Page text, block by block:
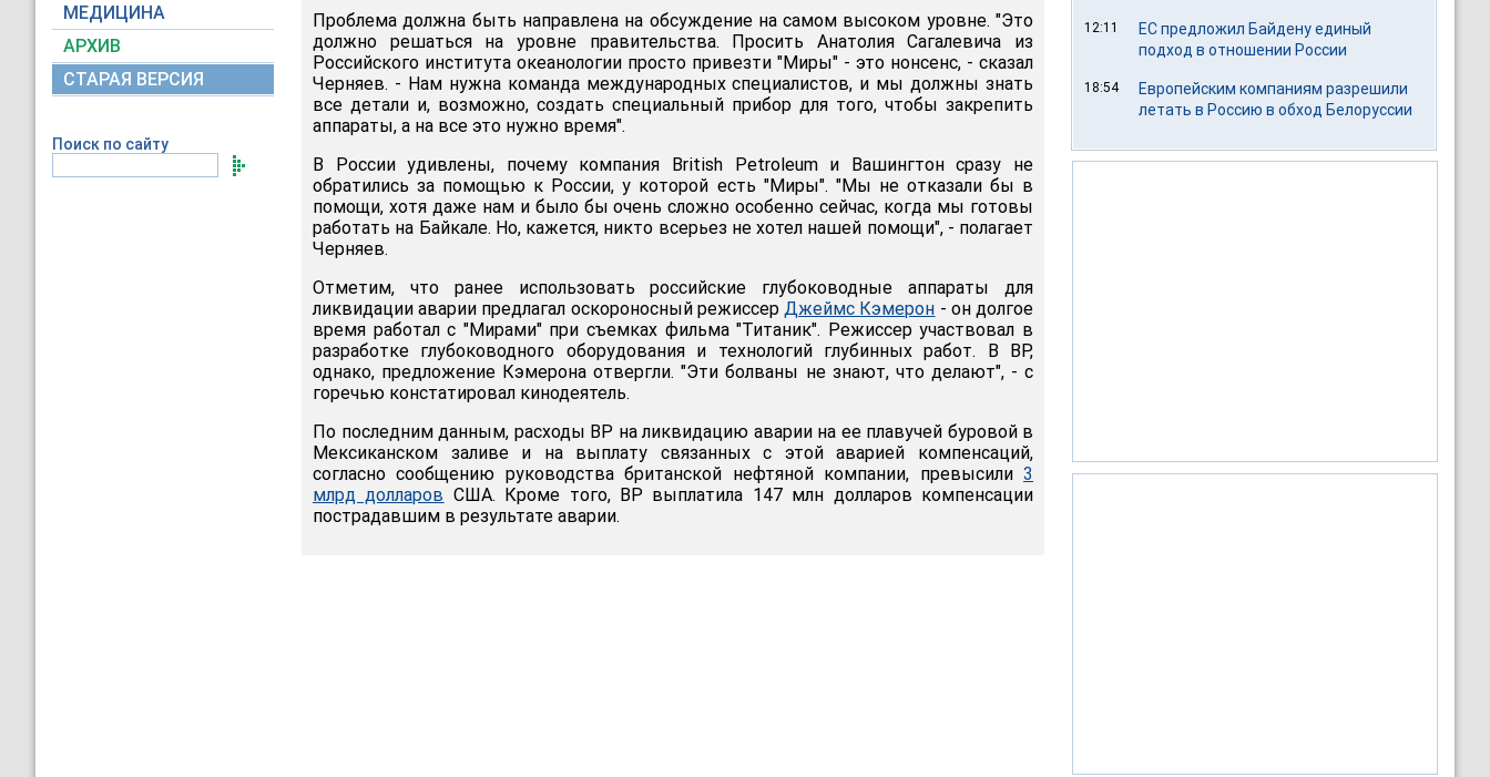
МЕДИЦИНА
АРХИВ
СТАРАЯ ВЕРСИЯ
Поиск по сайту
Проблема должна быть направлена на обсуждение на самом высоком уровне. "Это
должно решаться на уровне правительства. Просить Анатолия Сагалевича из
Российского института океанологии просто привезти "Миры" - это нонсенс, - сказал
Черняев. - Нам нужна команда международных специалистов, и мы должны знать
все детали и, возможно, создать специальный прибор для того, чтобы закрепить
аппараты, а на все это нужно время".
В России удивлены, почему компания British Petroleum и Вашингтон сразу не
обратились за помощью к России, у которой есть "Миры". "Мы не отказали бы в
помощи, хотя даже нам и было бы очень сложно особенно сейчас, когда мы готовы
работать на Байкале. Но, кажется, никто всерьез не хотел нашей помощи", - полагает
Черняев.
Отметим, что ранее использовать российские глубоководные аппараты для
ликвидации аварии предлагал оскороносный режиссерДжеймс Кэмерон - он долгое
время работал с "Мирами" при съемках фильма "Титаник". Режиссер участвовал в
разработке глубоководного оборудования и технологий глубинных работ. В BP,
однако, предложение Кэмерона отвергли. "Эти болваны не знают, что делают", - с
горечью констатировал кинодеятель.
По последним данным, расходы ВР на ликвидацию аварии на ее плавучей буровой в
Мексиканском заливе и на выплату связанных с этой аварией компенсаций,
согласно сообщению руководства британской нефтяной компании, превысили 3
млрд долларов США. Кроме того, BP выплатила 147 млн долларов компенсации
пострадавшим в результате аварии.
12:11
ЕС предложил Байдену единый
подход в отношении России
18:54
Европейским компаниям разрешили
летать в Россию в обход Белоруссии